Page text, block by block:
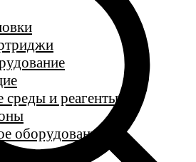
и реагенты
оборудование